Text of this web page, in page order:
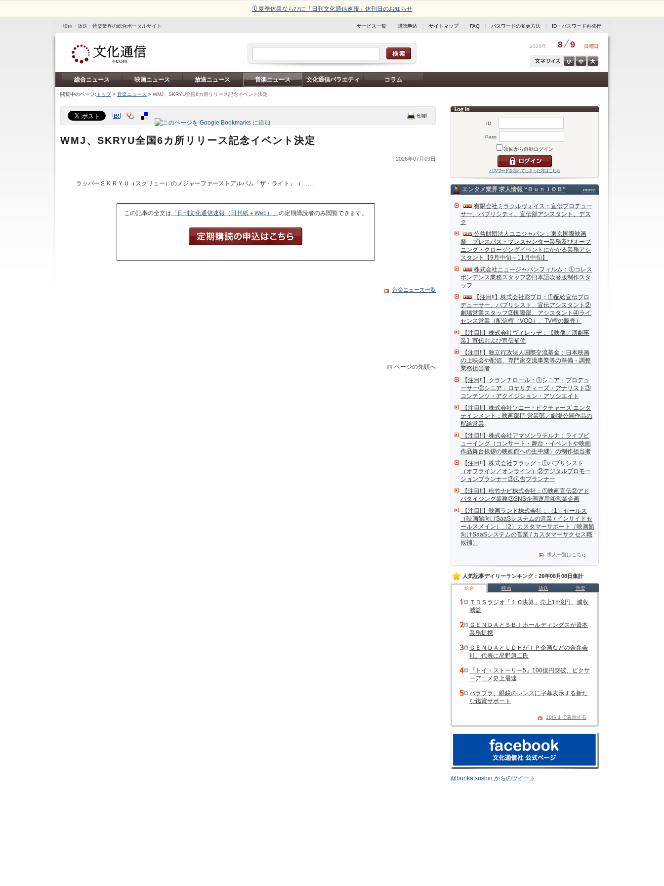
🗓️ 夏季休業ならびに「日刊文化通信速報」休刊日のお知らせ
映画・放送・音楽業界の総合ポータルサイト サービス一覧 | 購読申込 | サイトマップ| FAQ | パスワードの変更方法 | ID・パスワード再発行
2026年 8 9 日曜日
総合ニュース 映画ニュース 放送ニュース 音楽ニュース 文化通信バラエティ コラム
閲覧中のページ: トップ> 音楽ニュース > WMJ、SKRYU全国6カ所リリース記念イベント決定
ID
Pass
次回から自動ログイン
パスワードを忘れてしまった方はこちら
more
エンタメ業界 求人情報 “ＢｕｎＪＯＢ”
有限会社ミラクルヴォイス：宣伝プロデュー
サー、パブリシティ、宣伝部アシスタント、デス
ク
公益財団法人ユニジャパン：東京国際映画
祭 プレスパス・プレスセンター業務及びオープ
ニング・クロージングイベントにかかる業務アシ
スタント【9月中旬～11月中旬】
株式会社ニュージャパンフィルム：①コレス
ポンデンス業務スタッフ②日本語吹替版制作スタ
ッフ
【注目!!】株式会社彩プロ：①配給宣伝プロ
デューサー、パブリシスト、宣伝アシスタント②
劇場営業スタッフ③国際部、アシスタント④ライ
センス営業（配信権（VOD）、TV権の販売）
【注目!!】株式会社ヴィレッヂ：【映像／演劇事
業】宣伝および宣伝補佐
【注目!!】独立行政法人国際交流基金：日本映画
の上映会や配信、専門家交流事業等の準備・調整
業務担当者
【注目!!】クランチロール：①シニア・プロデュ
ーサー②シニア・ロヤリティーズ・アナリスト③
コンテンツ・アクイジション・アソシエイト
【注目!!】株式会社ソニー・ピクチャーズ エンタ
テインメント：映画部門 営業部／劇場公開作品の
配給営業
【注目!!】株式会社アマゾンラテルナ：ライブビ
ューイング（コンサート・舞台・イベントや映画
作品舞台挨拶の映画館への生中継）の制作担当者
【注目!!】株式会社フラッグ：①パブリシスト
（オフライン／オンライン）②デジタルプロモー
ションプランナー③広告プランナー
【注目!!】松竹ナビ株式会社：①映画宣伝②アド
バタイジング業務③SNS企画運用④営業企画
【注目!!】映画ランド株式会社：（1）セールス
（映画館向けSaaSシステムの営業 / インサイドセ
ールスメイン）（2）カスタマーサポート（映画館
向けSaaSシステムの営業 / カスタマーサクセス職
候補）
求人一覧はこちら
人気記事デイリーランキング：26年08月08日集計
総合 映画 放送 音楽
ＴＢＳラジオ「１Ｑ決算」売上18億円、減収
減益
ＧＥＮＤＡとＳＢＩホールディングスが資本
業務提携
ＧＥＮＤＡとＬＤＨがＩＰ企画などの合弁会
社、代表に星野康二氏
『トイ・ストーリー5』100億円突破、ピクサ
ーアニメ史上最速
パラブラ、眼鏡のレンズに字幕表示する新た
な鑑賞サポート
10位まで表示する
@bunkatsushin からのツイート
WMJ、SKRYU全国6カ所リリース記念イベント決定
2026年07月09日
ラッパーＳＫＲＹＵ（スクリュー）のメジャーファーストアルバム「ザ・ライト」（……
この記事の全文は 「日刊文化通信速報（日刊紙＋Web）」 の定期購読者のみ閲覧できます。
音楽ニュース一覧
ページの先頭へ